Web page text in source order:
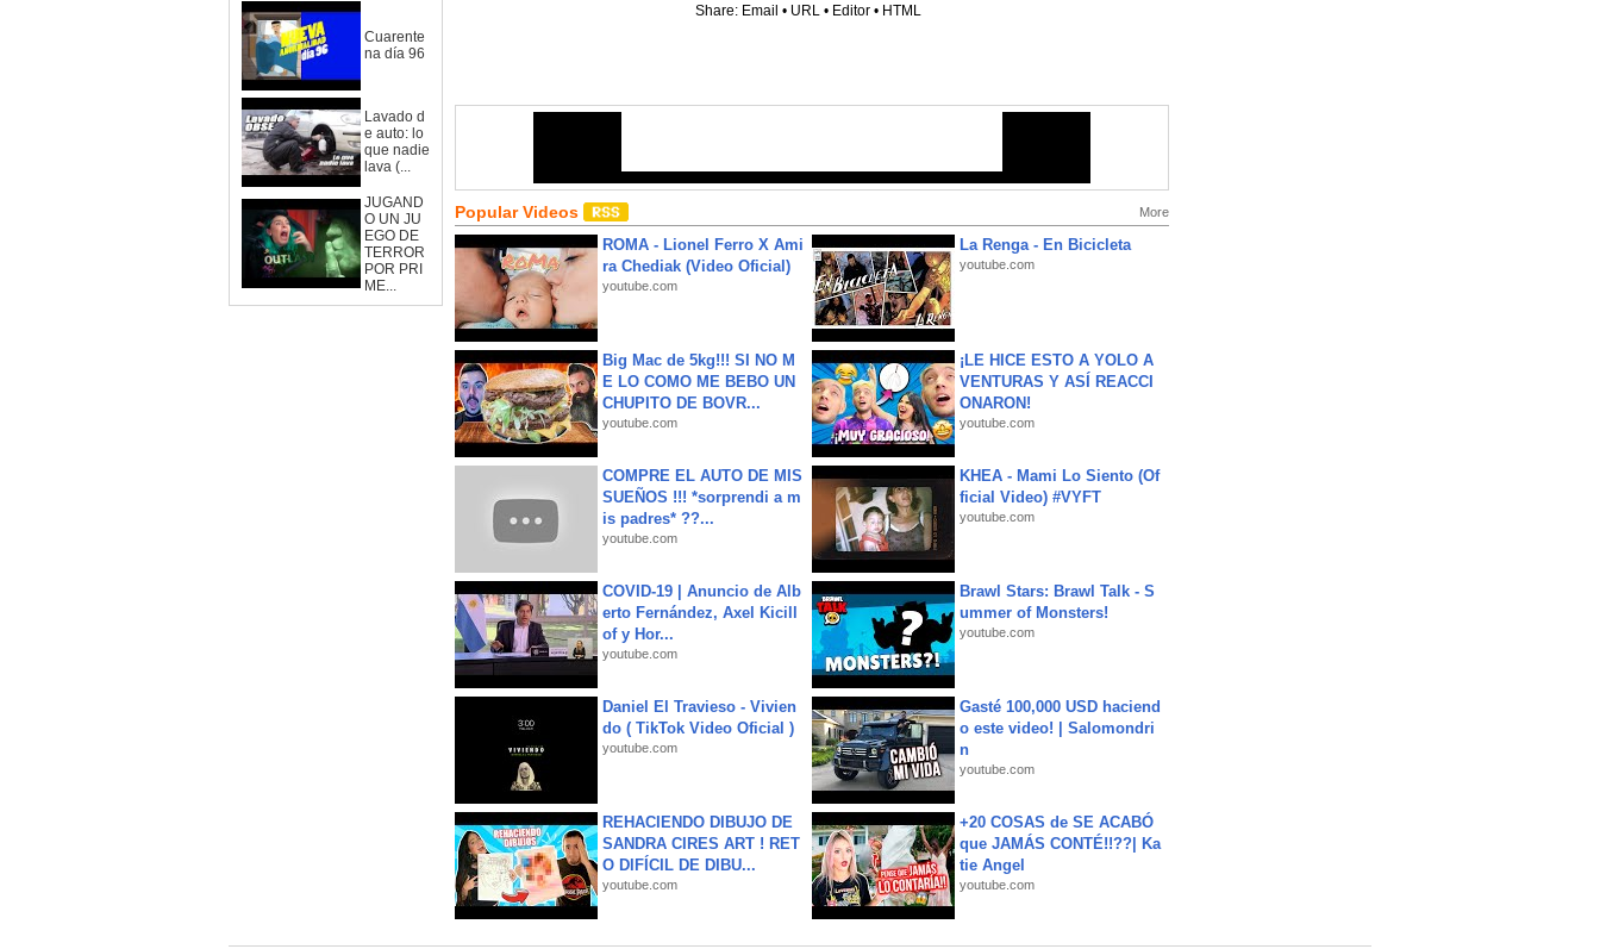
Cuarente
na día 96
Lavado d
e auto: lo
que nadie
lava (...
JUGAND
O UN JU
EGO DE
TERROR
POR PRI
ME...
Share: Email • URL • Editor • HTML
Popular Videos More
ROMA - Lionel Ferro X Ami
ra Chediak (Video Oficial)
youtube.com
La Renga - En Bicicleta
youtube.com
Big Mac de 5kg!!! SI NO M
E LO COMO ME BEBO UN
CHUPITO DE BOVR...
youtube.com
¡LE HICE ESTO A YOLO A
VENTURAS Y ASÍ REACCI
ONARON!
youtube.com
COMPRE EL AUTO DE MIS
SUEÑOS !!! *sorprendi a m
is padres* ??...
youtube.com
KHEA - Mami Lo Siento (Of
ficial Video) #VYFT
youtube.com
COVID-19 | Anuncio de Alb
erto Fernández, Axel Kicill
of y Hor...
youtube.com
Brawl Stars: Brawl Talk - S
ummer of Monsters!
youtube.com
Daniel El Travieso - Vivien
do ( TikTok Video Oficial )
youtube.com
Gasté 100,000 USD haciend
o este video! | Salomondri
n
youtube.com
REHACIENDO DIBUJO DE
SANDRA CIRES ART ! RET
O DIFÍCIL DE DIBU...
youtube.com
+20 COSAS de SE ACABÓ
que JAMÁS CONTÉ!!??| Ka
tie Angel
youtube.com